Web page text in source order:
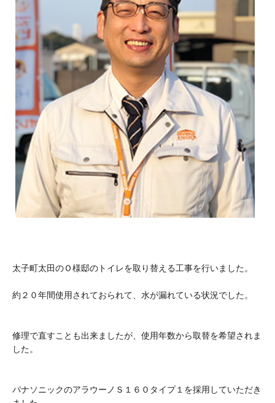
太子町太田のＯ様邸のトイレを取り替える工事を行いました。
約２０年間使用されておられて、水が漏れている状況でした。
修理で直すことも出来ましたが、使用年数から取替を希望されま
した。
パナソニックのアラウーノＳ１６０タイプ１を採用していただき